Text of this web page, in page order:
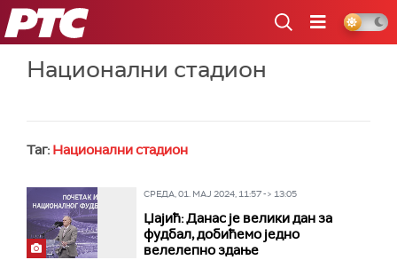
РТС
Национални стадион
Таг: Национални стадион
СРЕДА, 01. МАЈ 2024, 11:57 -> 13:05
Џајић: Данас је велики дан за
фудбал, добићемо једно
велелепно здање